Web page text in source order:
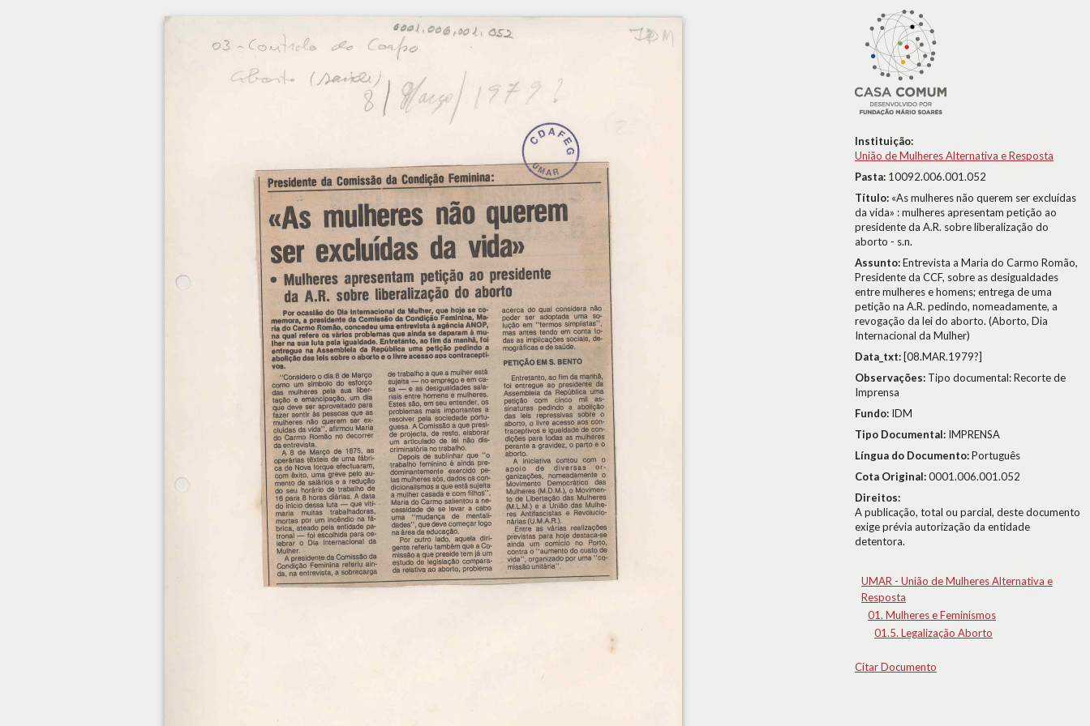
Instituição:
União de Mulheres Alternativa e Resposta
Pasta: 10092.006.001.052
Título: «As mulheres não querem ser excluídas
da vida» : mulheres apresentam petição ao
presidente da A.R. sobre liberalização do
aborto - s.n.
Assunto:Entrevista a Maria do Carmo Romão,
Presidente da CCF, sobre as desigualdades
entre mulheres e homens; entrega de uma
petição na A.R. pedindo, nomeadamente, a
revogação da lei do aborto. (Aborto, Dia
Internacional da Mulher)
Data_txt: [08.MAR.1979?]
Observações: Tipo documental: Recorte de
Imprensa
Fundo: IDM
Tipo Documental: IMPRENSA
Língua do Documento:Português
Cota Original:0001.006.001.052
Direitos:
A publicação, total ou parcial, deste documento
exige prévia autorização da entidade
detentora.
UMAR - União de Mulheres Alternativa e
Resposta
01. Mulheres e Feminismos
01.5. Legalização Aborto
Citar Documento